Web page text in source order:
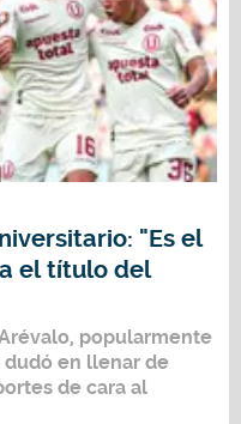
"Es el
el título del
, popularmente
dudó en llenar de
de cara al